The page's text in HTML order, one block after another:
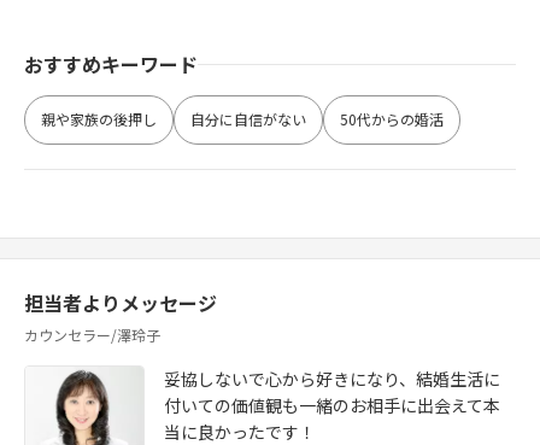
おすすめキーワード
親や家族の後押し 自分に自信がない 50代からの婚活
担当者よりメッセージ
カウンセラー/澤玲子
妥協しないで心から好きになり、結婚生活に
付いての価値観も一緒のお相手に出会えて本
当に良かったです！